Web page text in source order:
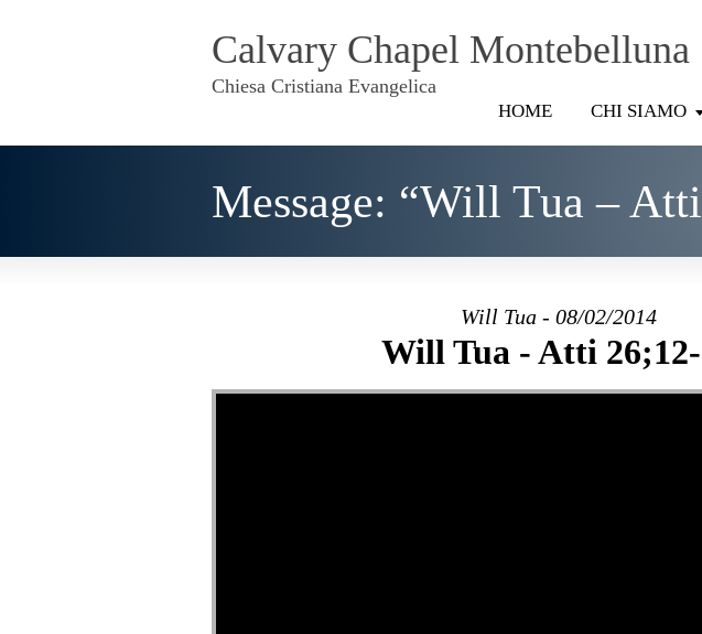
Calvary Chapel Montebelluna
Chiesa Cristiana Evangelica
HOME CHI SIAMO
Message: “Will Tua –
Will Tua - 08/02/2014
Will Tua - Atti